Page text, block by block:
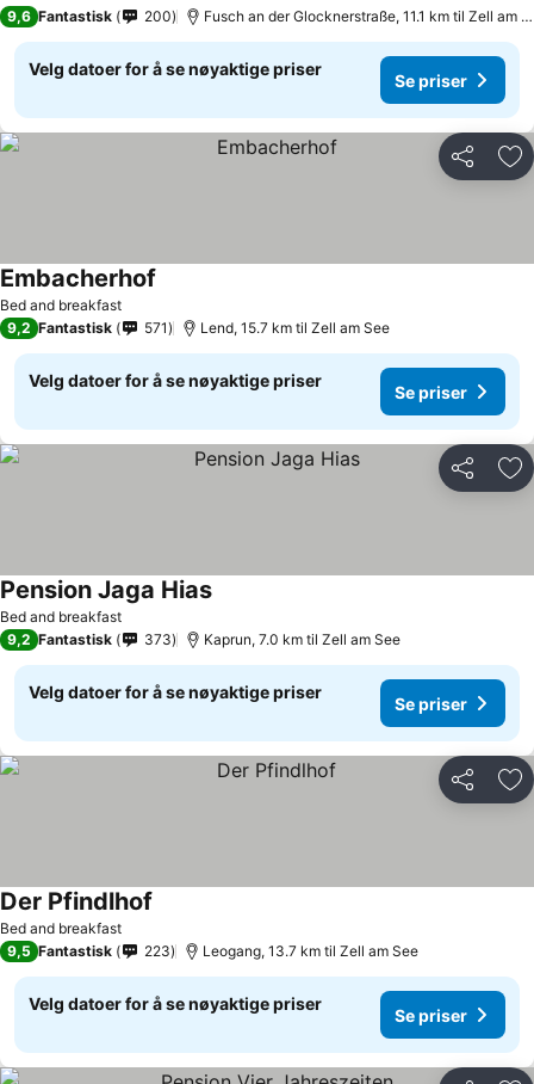
9,6 Fantastisk 200 Fusch an der Glocknerstraße, 11.1 km til Zell am See
Velg datoer for å se nøyaktige priser
Se priser
Del
Bed and breakfast
Embacherhof
9,2 Fantastisk 571 Lend, 15.7 km til Zell am See
Velg datoer for å se nøyaktige priser
Se priser
Del
Bed and breakfast
Pension Jaga Hias
9,2 Fantastisk 373 Kaprun, 7.0 km til Zell am See
Velg datoer for å se nøyaktige priser
Se priser
Del
Bed and breakfast
Der Pfindlhof
9,5 Fantastisk 223 Leogang, 13.7 km til Zell am See
Velg datoer for å se nøyaktige priser
Se priser